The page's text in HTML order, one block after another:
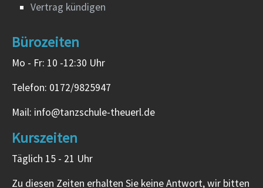
Vertrag kündigen
Bürozeiten
Mo - Fr: 10 -12:30 Uhr
Telefon: 0172/9825947
Mail: info@tanzschule-theuerl.de
Kurszeiten
Täglich 15 - 21 Uhr
Zu diesen Zeiten erhalten Sie keine Antwort, wir bitten